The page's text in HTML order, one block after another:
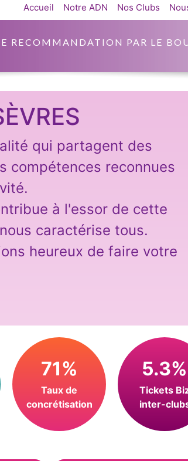
RECOMMANDATION PAR LE
Accueil Notre ADN Nos Clubs
qui partagent des
compétences reconnues
à l'essor de cette
caractérise tous.
heureux de faire votre
71%
Taux de
concrétisation
5.3%
Tickets
inter-